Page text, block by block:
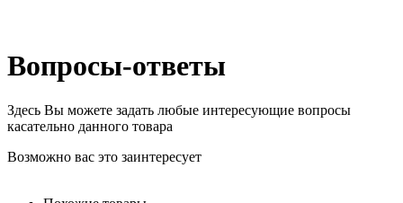
Вопросы-ответы
Здесь Вы можете задать любые интересующие вопросы
касательно данного товара
Возможно вас это заинтересует